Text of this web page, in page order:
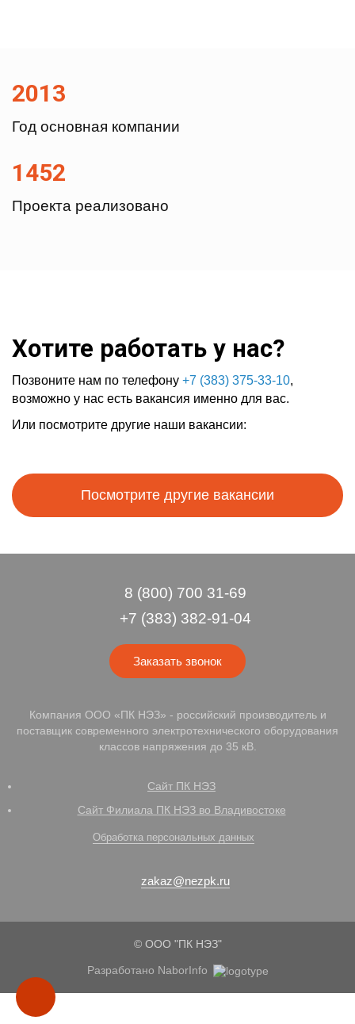
2013
Год основная компании
1452
Проекта реализовано
Хотите работать у нас?
Позвоните нам по телефону +7 (383) 375-33-10,
возможно у нас есть вакансия именно для вас.
Или посмотрите другие наши вакансии:
Посмотрите другие вакансии
8 (800) 700 31-69
+7 (383) 382-91-04
Заказать звонок
Компания ООО «ПК НЭЗ» - российский производитель и
поставщик современного электротехнического оборудования
классов напряжения до 35 кВ.
Сайт ПК НЭЗ
Сайт Филиала ПК НЭЗ во Владивостоке
Обработка персональных данных
zakaz@nezpk.ru
© ООО "ПК НЭЗ"
Разработано NaborInfo